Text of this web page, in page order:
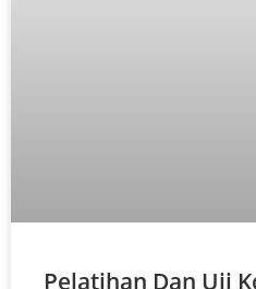
Pelatihan Dan Uji